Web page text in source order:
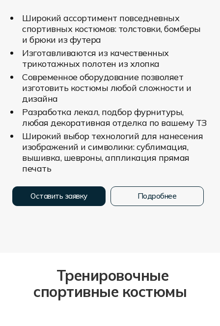
Широкий ассортимент повседневных
спортивных костюмов: толстовки, бомберы
и брюки из футера
Изготавливаются из качественных
трикотажных полотен из хлопка
Современное оборудование позволяет
изготовить костюмы любой сложности и
дизайна
Разработка лекал, подбор фурнитуры,
любая декоративная отделка по вашему ТЗ
Широкий выбор технологий для нанесения
изображений и символики: сублимация,
вышивка, шевроны, аппликация прямая
печать
Оставить заявку Подробнее
Тренировочные
спортивные костюмы